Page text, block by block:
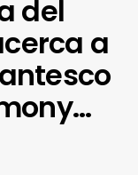
del
a